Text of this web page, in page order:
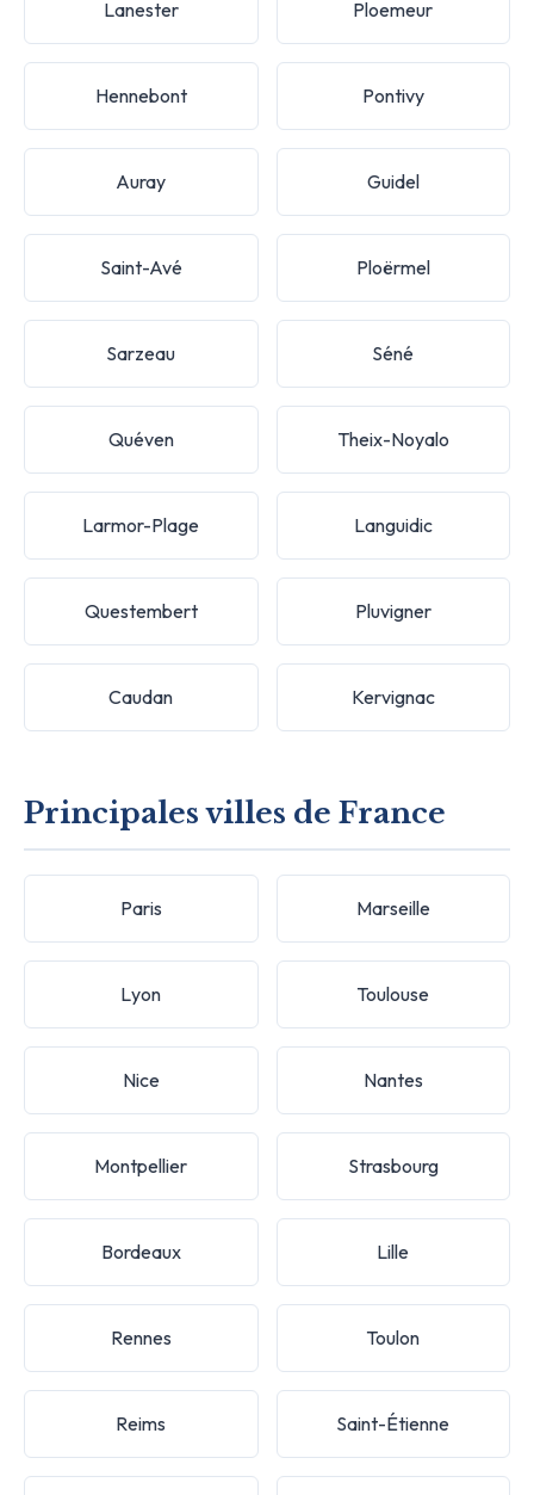
Lanester Ploemeur
Hennebont Pontivy
Auray Guidel
Saint-Avé Ploërmel
Sarzeau Séné
Quéven Theix-Noyalo
Larmor-Plage Languidic
Questembert Pluvigner
Caudan Kervignac
Principales villes de France
Paris Marseille
Lyon Toulouse
Nice Nantes
Montpellier Strasbourg
Bordeaux Lille
Rennes Toulon
Reims Saint-Étienne